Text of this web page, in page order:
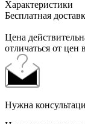
Характеристики
Бесплатная
Цена
отличаться от цен
Нужна